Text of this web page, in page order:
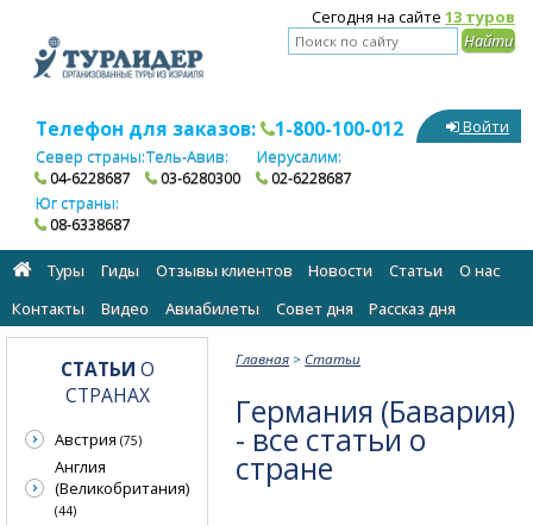
Сегодня на сайте 13 туров
Телефон для заказов: 1-800-100-012
Север страны:
04-6228687
Тель-Авив:
03-6280300
Иерусалим:
02-6228687
Юг страны:
08-6338687
Войти
Туры Гиды Отзывы клиентов Новости Статьи
О нас
Контакты
Видео Авиабилеты Cовет дня Рассказ дня
Главная > Статьи
Германия (Бавария)
- все статьи о
стране
СТАТЬИ О
СТРАНАХ
Австрия (75)
Англия
(Великобритания)
(44)